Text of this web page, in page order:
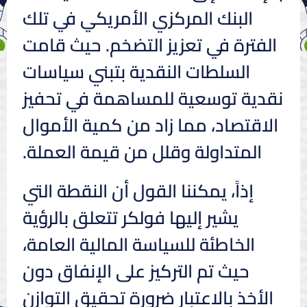
البنك المركزي الأمريكي في تلك
الفترة في تعزيز التضخم. حيث قامت
السلطات النقدية بتبني سياسات
نقدية توسعية للمساهمة في تحفيز
الاقتصاد، مما زاد من كمية الأموال
المتداولة وقلل من قيمة العملة.
إذاً، يمكننا القول أن النقطة التي
يشير إليها فولكر تتعلق بالرؤية
الخاطئة للسياسة المالية العامة،
حيث تم التركيز على الإنفاق دون
الأخذ بالاعتبار ضرورة تحقيق التوازن